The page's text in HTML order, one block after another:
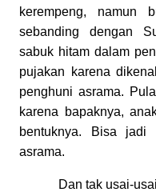
kerempeng, namun
sebanding dengan
sabuk hitam dalam
pujakan karena
penghuni asrama.
karena bapaknya,
bentuknya. Bisa jadi
asrama.
Dan tak usai-